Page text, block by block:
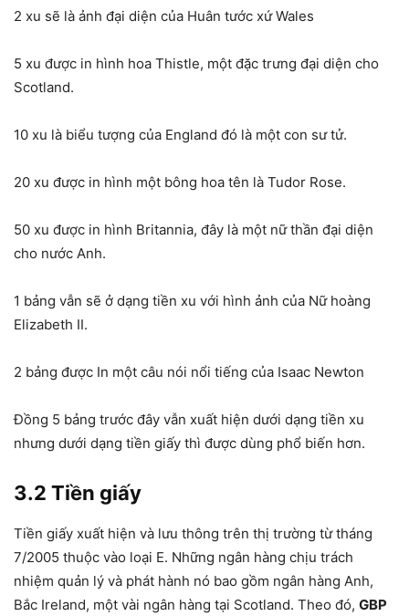
2 xu sẽ là ảnh đại diện của Huân tước xứ Wales
5 xu được in hình hoa Thistle, một đặc trưng đại diện cho
Scotland.
10 xu là biểu tượng của England đó là một con sư tử.
20 xu được in hình một bông hoa tên là Tudor Rose.
50 xu được in hình Britannia, đây là một nữ thần đại diện
cho nước Anh.
1 bảng vẫn sẽ ở dạng tiền xu với hình ảnh của Nữ hoàng
Elizabeth II.
2 bảng được In một câu nói nổi tiếng của Isaac Newton
Đồng 5 bảng trước đây vẫn xuất hiện dưới dạng tiền xu
nhưng dưới dạng tiền giấy thì được dùng phổ biến hơn.
3.2 Tiền giấy
Tiền giấy xuất hiện và lưu thông trên thị trường từ tháng
7/2005 thuộc vào loại E. Những ngân hàng chịu trách
nhiệm quản lý và phát hành nó bao gồm ngân hàng Anh,
Bắc Ireland, một vài ngân hàng tại Scotland. Theo đó, GBP